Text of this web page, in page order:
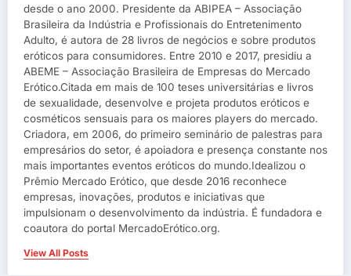
desde o ano 2000. Presidente da ABIPEA – Associação
Brasileira da Indústria e Profissionais do Entretenimento
Adulto, é autora de 28 livros de negócios e sobre produtos
eróticos para consumidores. Entre 2010 e 2017, presidiu a
ABEME – Associação Brasileira de Empresas do Mercado
Erótico.Citada em mais de 100 teses universitárias e livros
de sexualidade, desenvolve e projeta produtos eróticos e
cosméticos sensuais para os maiores players do mercado.
Criadora, em 2006, do primeiro seminário de palestras para
empresários do setor, é apoiadora e presença constante nos
mais importantes eventos eróticos do mundo.Idealizou o
Prêmio Mercado Erótico, que desde 2016 reconhece
empresas, inovações, produtos e iniciativas que
impulsionam o desenvolvimento da indústria. É fundadora e
coautora do portal MercadoErótico.org.
View All Posts